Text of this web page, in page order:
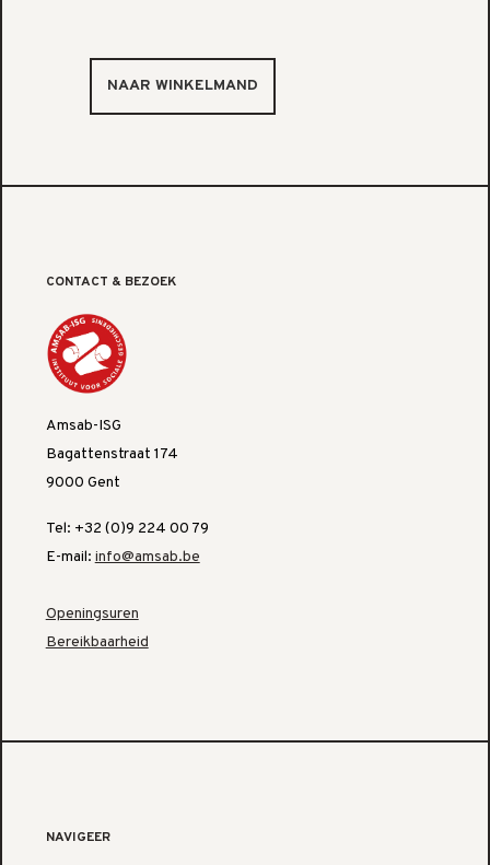
CONTACT & BEZOEK
Amsab-ISG
Bagattenstraat 174
9000 Gent
Tel: +32 (0)9 224 00 79
E-mail: info@amsab.be
Openingsuren
Bereikbaarheid
NAVIGEER